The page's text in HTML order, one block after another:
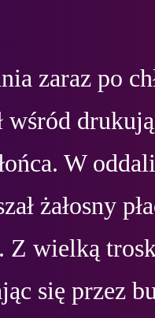
zaraz po
wśród
W
żałosny
Z wielką
się przez